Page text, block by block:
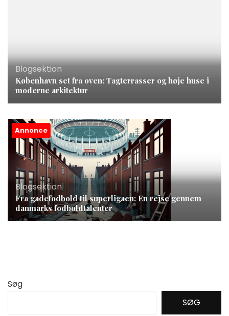
Blogsektion
København set fra oven: Tagterrasser og høje huse i
moderne arkitektur
Annonce
Blogsektion
Fra gadefodbold til superligaen: En rejse gennem
danmarks fodboldtalenter
Søg
SØG